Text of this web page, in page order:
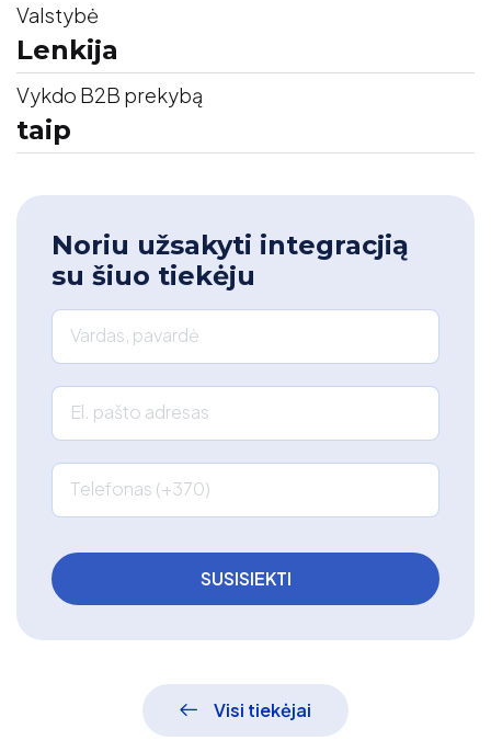
Valstybė
Lenkija
Vykdo B2B prekybą
taip
Noriu užsakyti integracjią
su šiuo tiekėju
Vardas, pavardė
El. pašto adresas
Telefonas (+370)
Visi tiekėjai